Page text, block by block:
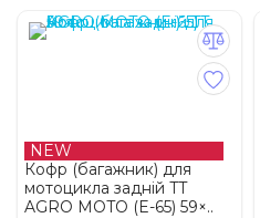
NEW
Кофр (багажник) для
мотоцикла задній TT
AGRO MOTO (E-65) 59×..